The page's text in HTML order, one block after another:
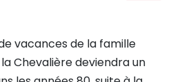
vacances de la famille
la Chevalière deviendra un